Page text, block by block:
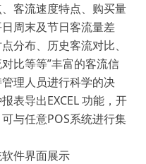
客流速度特点、购买量
周末及节日客流量差
分布、历史客流对比、
比等等”丰富的客流信
理人员进行科学的决
表导出EXCEL 功能，开
与任意POS系统进行集
件界面展示